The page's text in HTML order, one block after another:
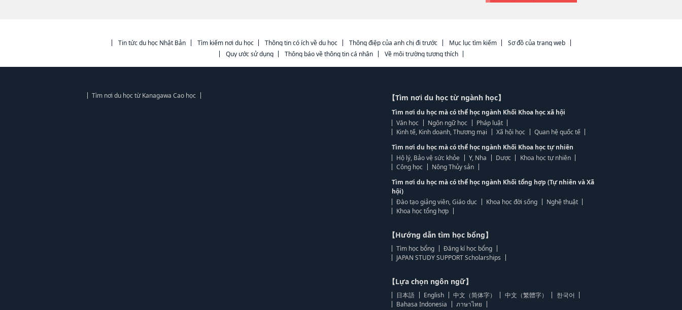
Tin tức du học Nhật Bản Tìm kiếm nơi du học Thông tin có ích về du học Thông điệp của anh chị đi trước Mục lục tìm kiếm
Sơ đồ của trang web
Quy ước sử dụng
Thông báo về thông tin cá nhân Về môi trường tương thích
Tìm nơi du học từ Kanagawa Cao học 【Tìm nơi du học từ ngành học】
Tìm nơi du học mà có thể học ngành Khối Khoa học xã hội
Văn học
Ngôn ngữ học
Pháp luật
Kinh tế, Kinh doanh, Thương mại
Xã hội học
Quan hệ quốc tế
Tìm nơi du học mà có thể học ngành Khối Khoa học tự nhiên
Hộ lý, Bảo vệ sức khỏe
Y, Nha Dược
Khoa học tự nhiên
Công học
Nông Thủy sản
Tìm nơi du học mà có thể học ngành Khối tổng hợp (Tự nhiên và Xã
hội)
Đào tạo giảng viên, Giáo dục
Khoa học đời sống
Nghệ thuật
Khoa học tổng hợp
【Hướng dẫn tìm học bổng】
Tìm học bổng
Đăng kí học bổng
JAPAN STUDY SUPPORT Scholarships
【Lựa chọn ngôn ngữ】
日本語 English 中文（简体字） 中文（繁體字）
한국어
Bahasa Indonesia
ภาษาไทย